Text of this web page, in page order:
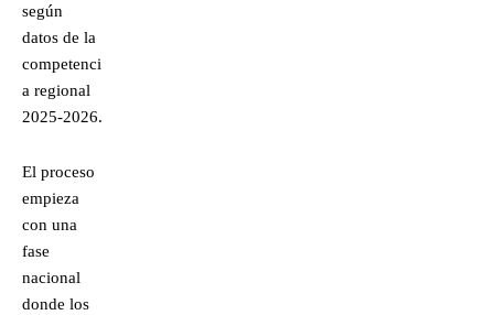
según
datos de la
competenci
a regional
2025-2026.
El proceso
empieza
con una
fase
nacional
donde los